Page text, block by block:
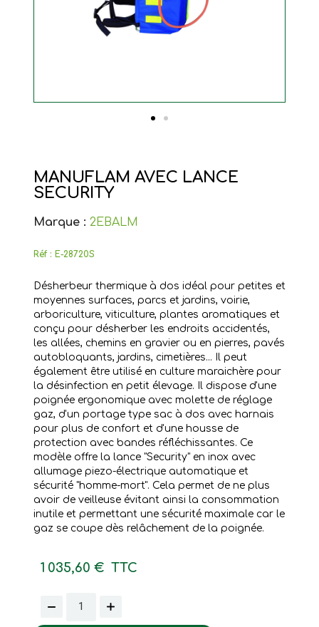
MANUFLAM AVEC LANCE
SECURITY
Marque : 2EBALM
Réf : E-28720S
Désherbeur thermique à dos idéal pour petites et
moyennes surfaces, parcs et jardins, voirie,
arboriculture, viticulture, plantes aromatiques et
conçu pour désherber les endroits accidentés,
les allées, chemins en gravier ou en pierres, pavés
autobloquants, jardins, cimetières... Il peut
également être utilisé en culture maraichère pour
la désinfection en petit élevage. Il dispose d'une
poignée ergonomique avec molette de réglage
gaz, d'un portage type sac à dos avec harnais
pour plus de confort et d'une housse de
protection avec bandes réfléchissantes. Ce
modèle offre la lance "Security" en inox avec
allumage piezo-électrique automatique et
sécurité "homme-mort". Cela permet de ne plus
avoir de veilleuse évitant ainsi la consommation
inutile et permettant une sécurité maximale car le
gaz se coupe dès relâchement de la poignée.
1 035,60 € TTC